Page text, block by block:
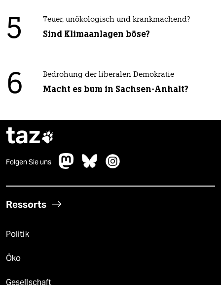
5 Teuer, unökologisch und krankmachend?
Sind Klimaanlagen böse?
6 Bedrohung der liberalen Demokratie
Macht es bum in Sachsen-Anhalt?
taz
Folgen Sie uns
Ressorts
Politik
Öko
Gesellschaft